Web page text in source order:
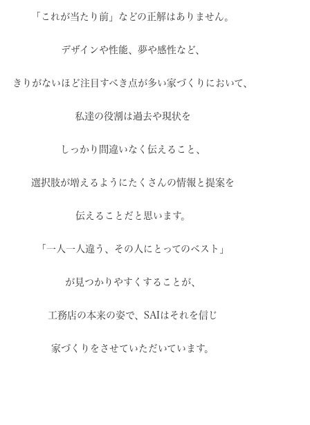
「これが当たり前」などの正解はありません。
デザインや性能、夢や感性など、
きりがないほど注目すべき点が多い家づくりにおいて、
私達の役割は過去や現状を
しっかり間違いなく伝えること、
選択肢が増えるように たくさんの情報と提案を
伝えることだと思います。
「一人一人違う、その人にとってのベスト」
が見つかりやすくすることが、
工務店の本来の姿で、 SAIはそれを信じ
家づくりをさせていただいています。